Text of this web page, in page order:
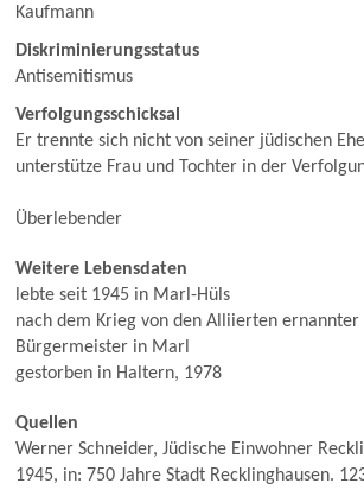
Kaufmann
Diskriminierungsstatus
Antisemitismus
Verfolgungsschicksal
Er trennte sich nicht von seiner jüdischen
unterstütze Frau und Tochter in der
Überlebender
Weitere Lebensdaten
lebte seit 1945 in Marl-Hüls
nach dem Krieg von den Alliierten
Bürgermeister in Marl
gestorben in Haltern, 1978
Quellen
Werner Schneider, Jüdische Einwohner
1945, in: 750 Jahre Stadt Recklinghausen.